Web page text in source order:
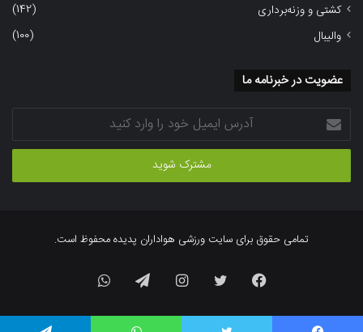
کشتی و وزنه‌برداری
(142)
والیبال
(100)
عضویت در خبرنامه ما
آدرس
ایمیل
خود
وارد
تمامی حقوق برای سایت ورزشی هواداران پدیده محفوظ است.
فیسبوک توییتر اینستاگرام تلگرام
آپ